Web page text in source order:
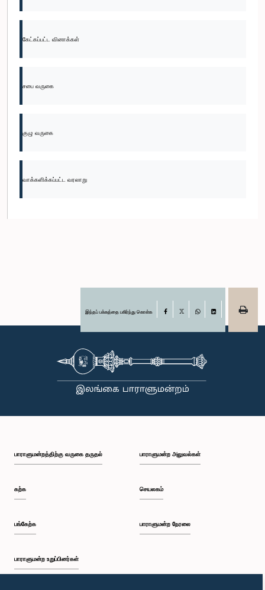
கேட்கப்பட்ட வினாக்கள்
சபை வருகை
குழு வருகை
வாக்களிக்கப்பட்ட வரலாறு
இந்தப் பக்கத்தை பகிர்ந்து கொள்க Facebook
பாராளுமன்றத்திற்கு வருகை தருதல்
கற்க
பங்கேற்க
பாராளுமன்ற உறுப்பினர்கள்
பாராளுமன்ற அலுவல்கள்
செயலகம்
பாராளுமன்ற நேரலை